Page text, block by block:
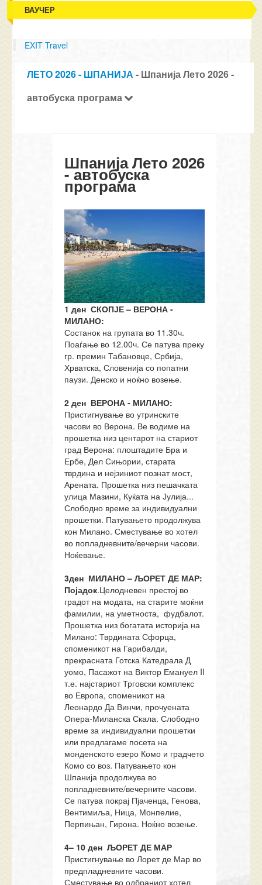
ВАУЧЕР
EXIT Travel
ЛЕТО 2026 - ШПАНИЈА - Шпанија Лето 2026 -
автобуска програма
Шпанија Лето 2026
- автобуска
програма
1ден СКОПЈЕ– ВЕРОНА -
МИЛАНО:
Состанок на групата во 11.30ч.
Поаѓање во 12.00ч. Се патува преку
гр. премин Табановце, Србија,
Хрватска, Словенија со попатни
паузи. Денско и ноќно возење.
2ден ВЕРОНА - МИЛАНО:
Пристигнување во утринските
часови во Верона. Ве водиме на
прошетка низ центарот на стариот
град Верона: плоштадите Бра и
Ербе, Дел Сињории, старата
тврдина и нејзиниот познат мост,
Арената. Прошетка низ пешачката
улица Мазини, Куќата на Јулија...
Слободно време за индивидуални
прошетки. Патувањето продолжува
кон Милано. Сместување во хотел
во попладневните/вечерни часови.
Ноќевање.
3ден МИЛАНО – ЉОРЕТ ДЕ МАР:
Појадок.Целодневен престој во
градот на модата, на старите моќни
фамилии, на уметноста, фудбалот.
Прошетка низ богатата историја на
Милано: Тврдината Сфорца,
споменикот на Гарибалди,
прекрасната Готска Катедрала Д
уомо, Пасажот на Виктор Емануел II
т.е. најстариот Трговски комплекс
во Европа, споменикот на
Леонардо Да Винчи, прочуената
Опера-Миланска Скала. Слободно
време за индивидуални прошетки
или предлагаме посета на
монденското езеро Комо и градчето
Комо со воз. Патувањето кон
Шпанија продолжува во
попладневните/вечерните часови.
Се патува покрај Пјаченца, Генова,
Вентимиља, Ница, Монпелие,
Перпињан, Гирона. Ноќно возење.
4– 10 ден ЉОРЕТ ДЕ МАР
Пристигнување во Лорет де Мар во
предпладневните часови.
Сместување во одбраниот хотел